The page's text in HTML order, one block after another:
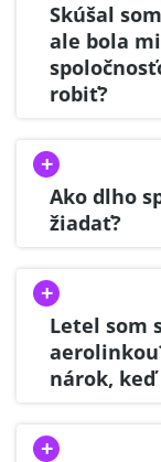
Skúšal
ale bola
robiť?
Ako dlho
žiadať?
Letel som
nárok,